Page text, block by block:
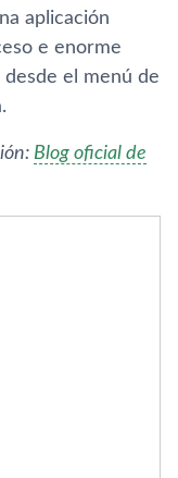
aplicación
e enorme
el menú de
Blog oficial de